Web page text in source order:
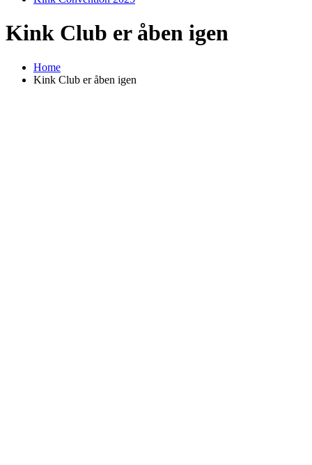
Kink Club er åben igen
Home
Kink Club er åben igen